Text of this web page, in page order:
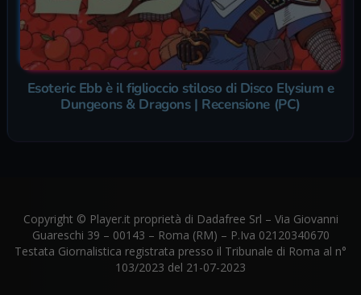
Esoteric Ebb è il figlioccio stiloso di Disco Elysium e
Dungeons & Dragons | Recensione (PC)
Copyright © Player.it proprietà di Dadafree Srl – Via Giovanni
Guareschi 39 – 00143 – Roma (RM) – P.Iva 02120340670
Testata Giornalistica registrata presso il Tribunale di Roma al n°
103/2023 del 21-07-2023